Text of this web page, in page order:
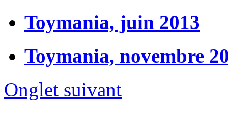
Toymania, juin 2013
Toymania, novembre
Onglet suivant